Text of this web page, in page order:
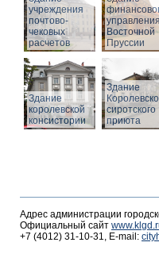
учреждения
почтово-
чековых
расчетов
управления
Восточной
Пруссии
Здание
королевской
консистории
Здание
сиротского
приюта
Адрес администрации
Официальный сайт
+7 (4012) 31-10-31, E-mail: